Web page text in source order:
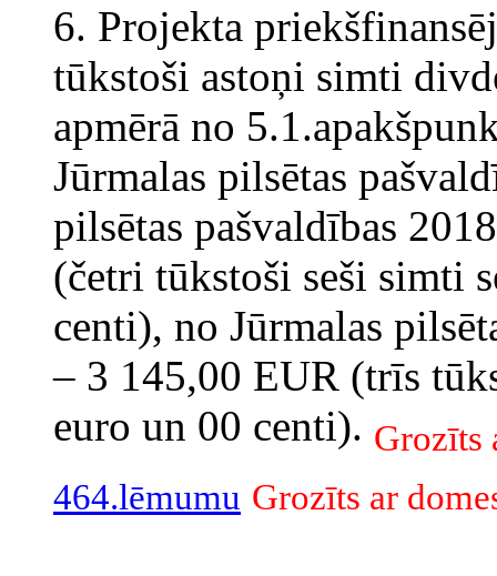
6. Projekta
tūkstoši astoņi simti
apmērā no
Jūrmalas pilsētas
pilsētas pašvaldības
(četri tūkstoši seši simti
centi), no Jūrmalas
– 3 145,00 EUR (trīs
euro un 00 centi). Grozīts
464.lēmumu Grozīts ar